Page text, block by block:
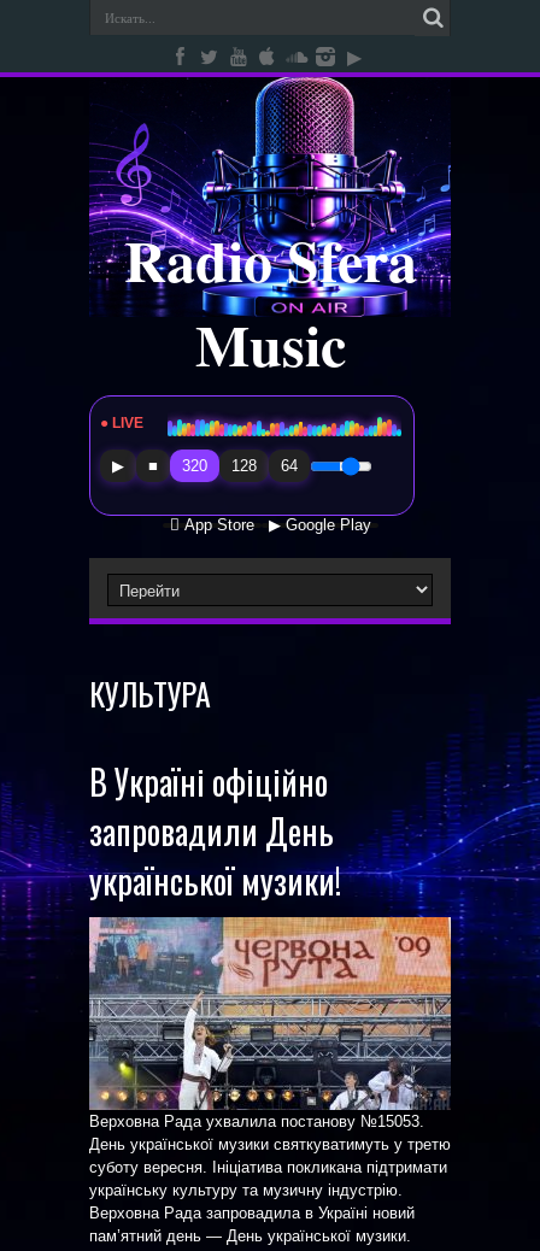
Radio Sfera
Music
● LIVE Radio Sfera Music
▶ ■ 320 128 64
 App Store ▶ Google Play
КУЛЬТУРА
В Україні офіційно
запровадили День
української музики!
Верховна Рада ухвалила постанову №15053.
День української музики святкуватимуть у третю
суботу вересня. Ініціатива покликана підтримати
українську культуру та музичну індустрію.
Верховна Рада запровадила в Україні новий
пам’ятний день — День української музики.